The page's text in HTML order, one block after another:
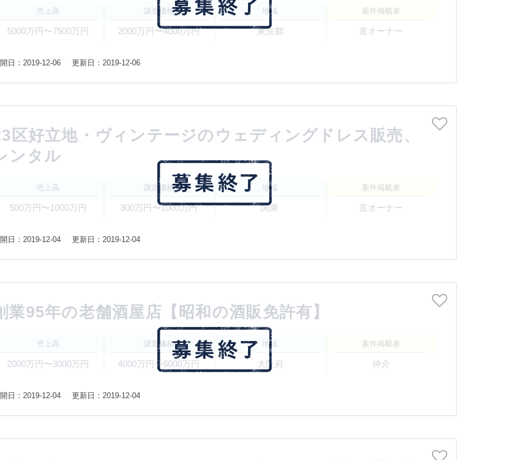
売上高
5000万円〜7500万円
譲渡価格
2000万円〜4000万円
地域
東京都
案件掲載者
直オーナー
日：2019-12-06 更新日：2019-12-06
区好立地・ヴィンテージのウェディングドレス販売、
ンタル
売上高
500万円〜1000万円
譲渡価格
300万円〜1000万円
地域
関東
案件掲載者
直オーナー
日：2019-12-04 更新日：2019-12-04
業95年の老舗酒屋店【昭和の酒販免許有】
売上高
2000万円〜3000万円
譲渡価格
4000万円〜6000万円
地域
大阪府
案件掲載者
仲介
日：2019-12-04 更新日：2019-12-04